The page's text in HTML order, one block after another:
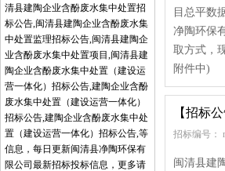
清县建陶企业含酚废水集中处置招
标公告,闽清县建陶企业含酚废水集
中处置监理招标公告,闽清县建陶企
业含酚废水集中处置项目,闽清县建
陶企业含酚废水集中处置（建设运
营一体化）招标公告,建陶企业含酚
废水集中处置（建设运营一体化）
招标公告,建陶企业含酚废水集中处
置（建设运营一体化）招标公告,等
信息，每日更新闽清县净陶环保有
限公司最新招标投标信息，更多请
目总平数
净陶环保
取方式，
附件中)
【招标公
招标编号：
闽清县建